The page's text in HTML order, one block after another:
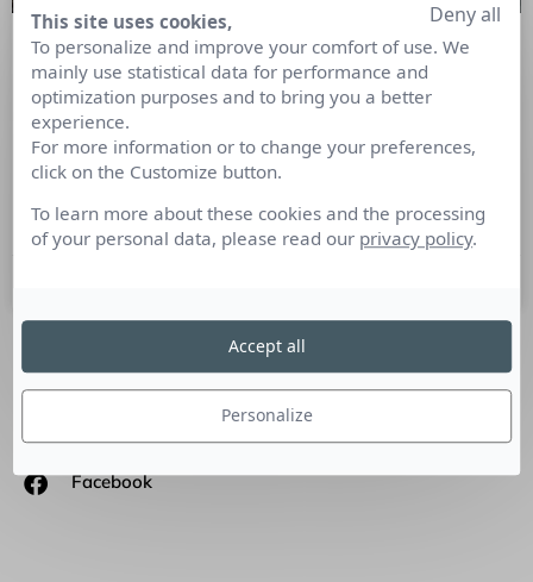
Marketing digital, l’agilité se passe
aussi dans les universités
#ParoledInfluenceur « C’est la multiplicité voire la
Interview de Maria Mercanti-Guérin, fondatrice de
SUIVEZ-NOUS
Facebook
This site uses cookies,
To personalize and improve your comfort of use. We
mainly use statistical data for performance and
optimization purposes and to bring you a better
experience.
For more information or to change your preferences,
click on the Customize button.
To learn more about these cookies and the processing
of your personal data, please read our privacy policy.
Personalize
Deny all
Accept all